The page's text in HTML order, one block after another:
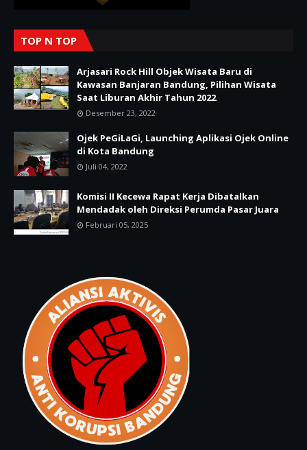
TOP N TOP
Arjasari Rock Hill Objek Wisata Baru di
Kawasan Banjaran Bandung, Pilihan Wisata
Saat Liburan Akhir Tahun 2022
Desember 23, 2022
Ojek PeGiLaGi, Launching Aplikasi Ojek Online
di Kota Bandung
Juli 04, 2022
Komisi II Kecewa Rapat Kerja Dibatalkan
Mendadak oleh Direksi Perumda Pasar Juara
Februari 05, 2025